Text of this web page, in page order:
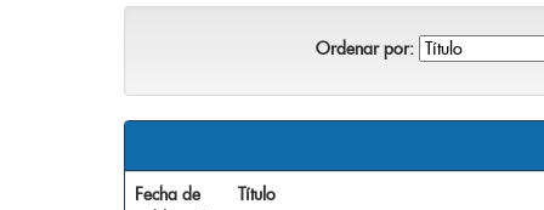
Ordenar por:
Fecha de
Título